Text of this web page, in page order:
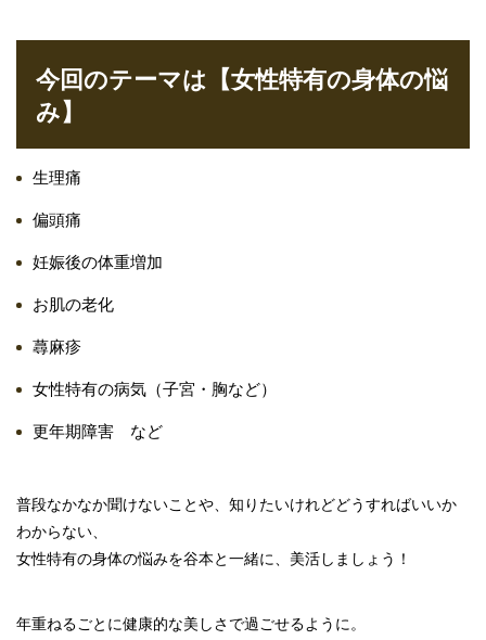
今回のテーマは【女性特有の身体の悩
み】
生理痛
偏頭痛
妊娠後の体重増加
お肌の老化
蕁麻疹
女性特有の病気（子宮・胸など）
更年期障害 など
普段なかなか聞けないことや、知りたいけれどどうすればいいか
わからない、
女性特有の身体の悩みを谷本と一緒に、美活しましょう！
年重ねるごとに健康的な美しさで過ごせるように。